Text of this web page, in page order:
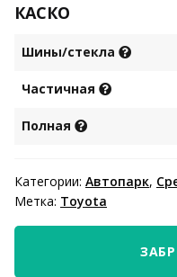
КАСКО
Шины/стекла
Частичная
Полная
Категории: Автопарк,
Метка: Toyota